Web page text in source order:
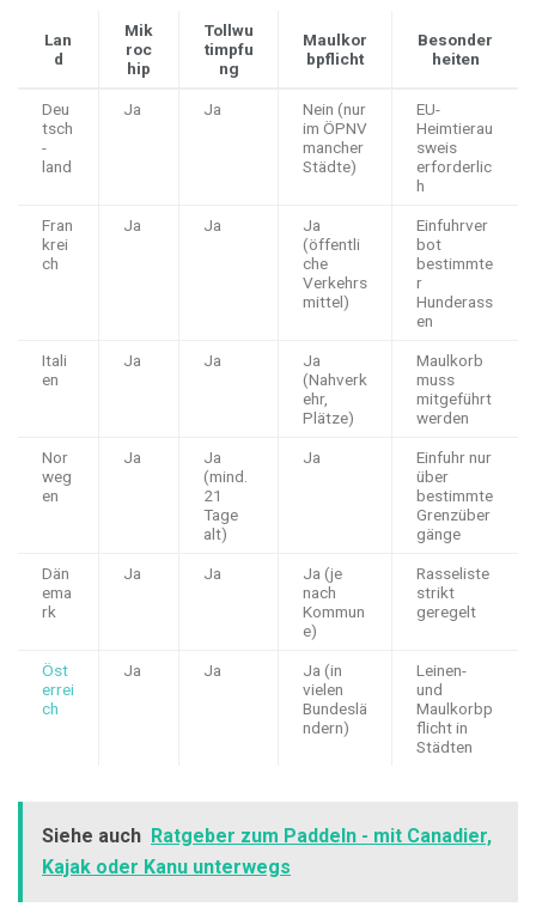
Lan
d
Mik
roc
hip
Tollwu
timpfu
ng
Maulkor
bpflicht
Besonder
heiten
Deu
tsch
-
land
Ja Ja
Nein (nur
im ÖPNV
mancher
Städte)
EU-
Heimtierau
sweis
erforderlic
h
Fran
krei
ch
Ja Ja
Ja
(öffentli
che
Verkehrs
mittel)
Einfuhrver
bot
bestimmte
r
Hunderass
en
Itali
en
Ja Ja
Ja
(Nahverk
ehr,
Plätze)
Maulkorb
muss
mitgeführt
werden
Nor
weg
en
Ja
Ja
(mind.
21
Tage
alt)
Ja
Einfuhr nur
über
bestimmte
Grenzüber
gänge
Dän
ema
rk
Ja Ja
Ja (je
nach
Kommun
e)
Rasseliste
strikt
geregelt
Öst
errei
ch
Ja Ja
Ja (in
vielen
Bundeslä
ndern)
Leinen-
und
Maulkorbp
flicht in
Städten
Siehe auch Ratgeber zum Paddeln - mit Canadier,
Kajak oder Kanu unterwegs